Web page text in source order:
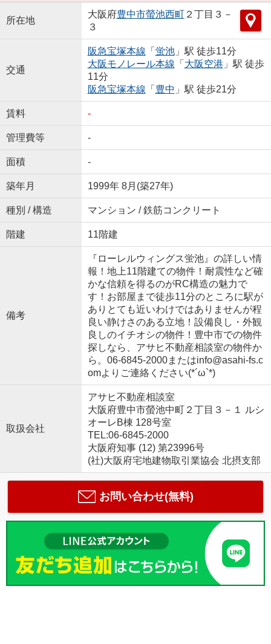
所在地
大阪府豊中市螢池西町２丁目３－
３
交通
阪急宝塚本線 「 蛍池」駅 徒歩11分
大阪モノレール本線 「 大阪空港 」駅 徒歩
11分
阪急宝塚本線 「 豊中 」駅 徒歩21分
賃料 -
管理費等 -
面積 -
築年月 1999年 8月(築27年)
種別 / 構造 マンション / 鉄筋コンクリート
階建 11階建
備考
『ローレルウィングス蛍池』の詳しい情
報！地上11階建ての物件！耐震性など確
かな信頼を得るのがRC構造の魅力で
す！お部屋まで徒歩11分のところに駅が
ありとても近いわけではありませんが程
良い静けさのある立地！設備良し・外観
良しのイチオシの物件！豊中市での物件
探しなら、アサヒ不動産相談室の物件か
ら。06-6845-2000またはinfo@asahi-fs.c
omよりご連絡ください(*´ω`*)
取扱会社
アサヒ不動産相談室
大阪府豊中市螢池中町２丁目３－１ ルシ
オーレB棟 128号室
TEL:06-6845-2000
大阪府知事 (12) 第23996号
(社)大阪府宅地建物取引業協会 北摂支部
お問い合わせ(無料)